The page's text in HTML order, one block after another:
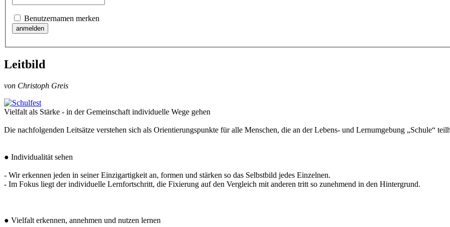
Benutzernamen merken
Leitbild
von Christoph Greis
Vielfalt als Stärke - in der Gemeinschaft individuelle Wege gehen
Die nachfolgenden Leitsätze verstehen sich als Orientierungspunkte für alle Menschen, die an der Lebens- und Lernumgebung „Schule“
● Individualität sehen
- Wir erkennen jeden in seiner Einzigartigkeit an, formen und stärken so das Selbstbild jedes Einzelnen.
- Im Fokus liegt der individuelle Lernfortschritt, die Fixierung auf den Vergleich mit anderen tritt so zunehmend in den Hintergrund.
● Vielfalt erkennen, annehmen und nutzen lernen